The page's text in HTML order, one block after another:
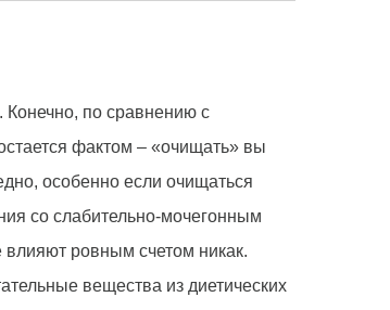
по сравнению с
фактом – «очищать» вы
особенно если очищаться
со слабительно-мочегонным
ровным счетом никак.
вещества из диетических